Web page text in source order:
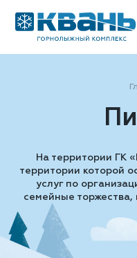
На территории ГК
территории которой
услуг по
семейные